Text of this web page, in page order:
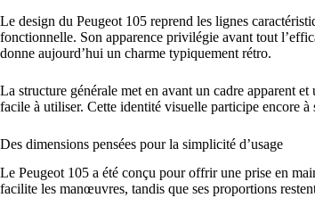
Le design du Peugeot 105 reprend les lignes
fonctionnelle. Son apparence privilégie avant tout
donne aujourd’hui un charme typiquement rétro.
La structure générale met en avant un cadre apparent
facile à utiliser. Cette identité visuelle participe encore à
Des dimensions pensées pour la simplicité d’usage
Le Peugeot 105 a été conçu pour offrir une prise en
facilite les manœuvres, tandis que ses proportions